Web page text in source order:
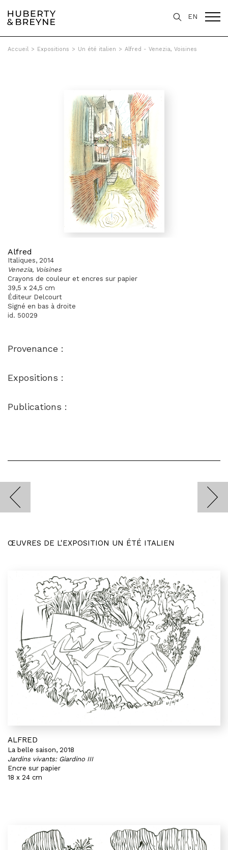
EN
Accueil > Expositions > Un été italien > Alfred - Venezia, Voisines
Alfred
Italiques, 2014
Venezia, Voisines
Crayons de couleur et encres sur papier
39,5 x 24,5 cm
Éditeur Delcourt
Signé en bas à droite
id. 50029
Provenance :
Expositions :
Publications :
ŒUVRES DE L'EXPOSITION UN ÉTÉ ITALIEN
ALFRED
La belle saison, 2018
Jardins vivants: Giardino III
Encre sur papier
18 x 24 cm